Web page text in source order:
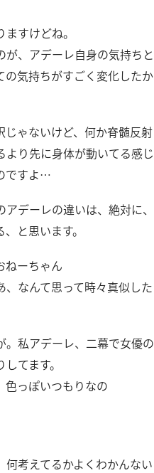
すけどね。
、アデーレ自身の気持ちと
の気持ちがすごく変化したか
ゃないけど、何か脊髄反射
り先に身体が動いてる感じ
ですよ…
デーレの違いは、絶対に、
と思います。
ねーちゃん
なんて思って時々真似した
私アデーレ、二幕で女優の
てます。
色っぽいつもりなの
考えてるかよくわかんない